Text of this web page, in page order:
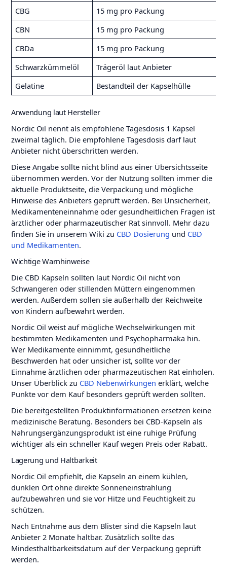
CBG
15 mg pro Packung
CBN
15 mg pro Packung
CBDa
15 mg pro Packung
Schwarzkümmelöl
Trägeröl laut Anbieter
Gelatine
Bestandteil der Kapselhülle
Anwendung laut Hersteller
Nordic Oil nennt als empfohlene Tagesdosis 1 Kapsel
zweimal täglich. Die empfohlene Tagesdosis darf laut
Anbieter nicht überschritten werden.
Diese Angabe sollte nicht blind aus einer Übersichtsseite
übernommen werden. Vor der Nutzung sollten immer die
aktuelle Produktseite, die Verpackung und mögliche
Hinweise des Anbieters geprüft werden. Bei Unsicherheit,
Medikamenteneinnahme oder gesundheitlichen Fragen ist
ärztlicher oder pharmazeutischer Rat sinnvoll. Mehr dazu
finden Sie in unserem Wiki zu CBD Dosierung und CBD
und Medikamenten.
Wichtige Warnhinweise
Die CBD Kapseln sollten laut Nordic Oil nicht von
Schwangeren oder stillenden Müttern eingenommen
werden. Außerdem sollen sie außerhalb der Reichweite
von Kindern aufbewahrt werden.
Nordic Oil weist auf mögliche Wechselwirkungen mit
bestimmten Medikamenten und Psychopharmaka hin.
Wer Medikamente einnimmt, gesundheitliche
Beschwerden hat oder unsicher ist, sollte vor der
Einnahme ärztlichen oder pharmazeutischen Rat einholen.
Unser Überblick zu CBD Nebenwirkungen erklärt, welche
Punkte vor dem Kauf besonders geprüft werden sollten.
Die bereitgestellten Produktinformationen ersetzen keine
medizinische Beratung. Besonders bei CBD-Kapseln als
Nahrungsergänzungsprodukt ist eine ruhige Prüfung
wichtiger als ein schneller Kauf wegen Preis oder Rabatt.
Lagerung und Haltbarkeit
Nordic Oil empfiehlt, die Kapseln an einem kühlen,
dunklen Ort ohne direkte Sonneneinstrahlung
aufzubewahren und sie vor Hitze und Feuchtigkeit zu
schützen.
Nach Entnahme aus dem Blister sind die Kapseln laut
Anbieter 2 Monate haltbar. Zusätzlich sollte das
Mindesthaltbarkeitsdatum auf der Verpackung geprüft
werden.